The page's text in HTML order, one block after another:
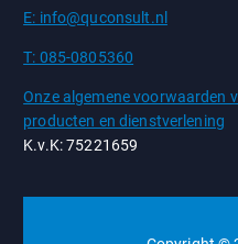
E: info@quconsult.nl
T: 085-0805360
Onze algemene voorwaarden
producten en dienstverlening
K.v.K: 75221659